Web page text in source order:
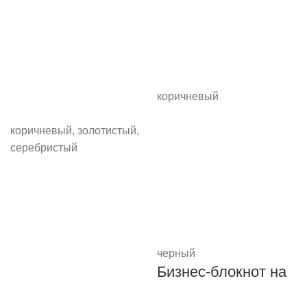
коричневый, золотистый,
серебристый
коричневый
черный
Бизнес-блокнот на